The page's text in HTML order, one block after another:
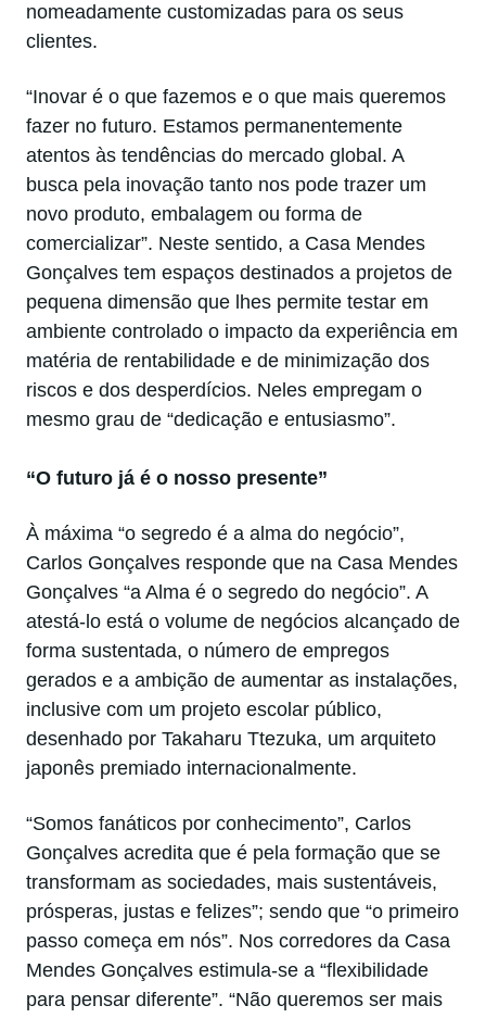
nomeadamente customizadas para os seus
clientes.
“Inovar é o que fazemos e o que mais queremos
fazer no futuro. Estamos permanentemente
atentos às tendências do mercado global. A
busca pela inovação tanto nos pode trazer um
novo produto, embalagem ou forma de
comercializar”. Neste sentido, a Casa Mendes
Gonçalves tem espaços destinados a projetos de
pequena dimensão que lhes permite testar em
ambiente controlado o impacto da experiência em
matéria de rentabilidade e de minimização dos
riscos e dos desperdícios. Neles empregam o
mesmo grau de “dedicação e entusiasmo”.
“O futuro já é o nosso presente”
À máxima “o segredo é a alma do negócio”,
Carlos Gonçalves responde que na Casa Mendes
Gonçalves “a Alma é o segredo do negócio”. A
atestá-lo está o volume de negócios alcançado de
forma sustentada, o número de empregos
gerados e a ambição de aumentar as instalações,
inclusive com um projeto escolar público,
desenhado por Takaharu Ttezuka, um arquiteto
japonês premiado internacionalmente.
“Somos fanáticos por conhecimento”, Carlos
Gonçalves acredita que é pela formação que se
transformam as sociedades, mais sustentáveis,
prósperas, justas e felizes”; sendo que “o primeiro
passo começa em nós”. Nos corredores da Casa
Mendes Gonçalves estimula-se a “flexibilidade
para pensar diferente”. “Não queremos ser mais